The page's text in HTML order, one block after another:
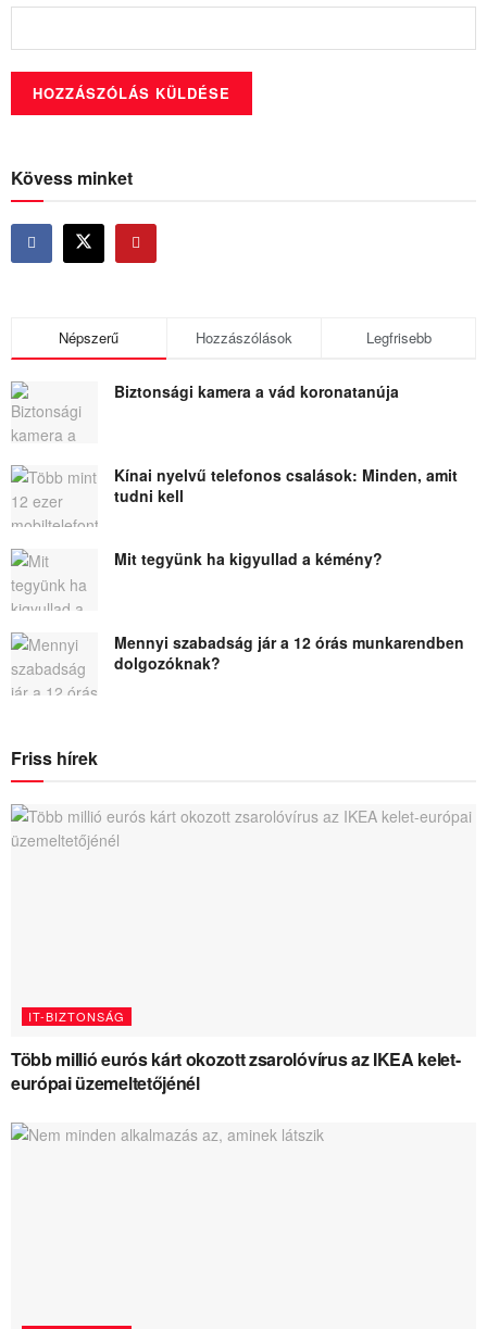
Kövess minket
Népszerű Hozzászólások Legfrisebb
Biztonsági kamera a vád koronatanúja
Kínai nyelvű telefonos csalások: Minden, amit
tudni kell
Mit tegyünk ha kigyullad a kémény?
Mennyi szabadság jár a 12 órás munkarendben
dolgozóknak?
Friss hírek
IT-BIZTONSÁG
Több millió eurós kárt okozott zsarolóvírus az IKEA kelet-
európai üzemeltetőjénél